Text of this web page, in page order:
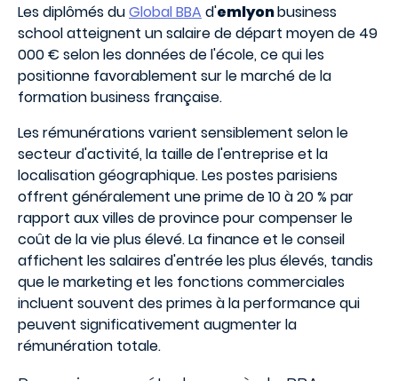
Les diplômés duGlobal BBA d'emlyonbusiness
school atteignent un salaire de départ moyen de 49
000 € selon les données de l'école, ce qui les
positionne favorablement sur le marché de la
formation business française.
Les rémunérations varient sensiblement selon le
secteur d'activité, la taille de l'entreprise et la
localisation géographique. Les postes parisiens
offrent généralement une prime de 10 à 20 % par
rapport aux villes de province pour compenser le
coût de la vie plus élevé. La finance et le conseil
affichent les salaires d'entrée les plus élevés, tandis
que le marketing et les fonctions commerciales
incluent souvent des primes à la performance qui
peuvent significativement augmenter la
rémunération totale.